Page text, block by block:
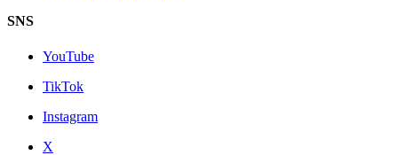
SNS
YouTube
TikTok
Instagram
X